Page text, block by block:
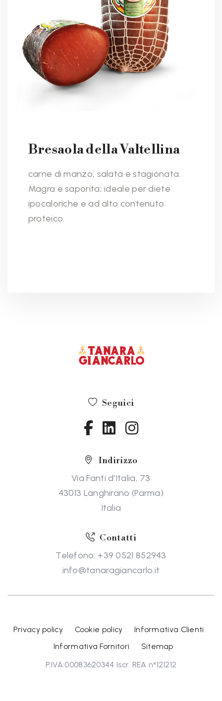
Bresaola della Valtellina
carne di manzo, salata e stagionata.
Magra e saporita; ideale per diete
ipocaloriche e ad alto contenuto
proteico.
Seguici
Indirizzo
Via Fanti d'Italia, 73
43013 Langhirano (Parma)
Italia
Contatti
Telefono: +39 0521 852943
info@tanaragiancarlo.it
P.IVA:00083620344 Iscr. REA n°121212
Privacy policy Cookie policy
Informativa Clienti
Informativa Fornitori
Sitemap